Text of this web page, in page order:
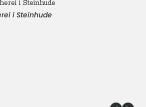
i Steinhude